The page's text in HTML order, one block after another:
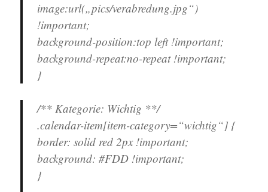
image:url(„pics/verabredung.jpg“)
!important;
background-position:top left !important;
background-repeat:no-repeat !important;
}
/** Kategorie: Wichtig **/
.calendar-item[item-category=“wichtig“] {
border: solid red 2px !important;
background: #FDD !important;
}